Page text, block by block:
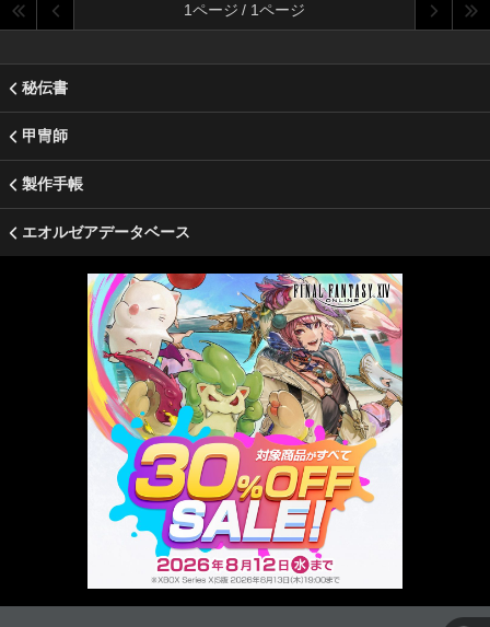
1ページ / 1ページ
秘伝書
甲冑師
製作手帳
エオルゼアデータベース